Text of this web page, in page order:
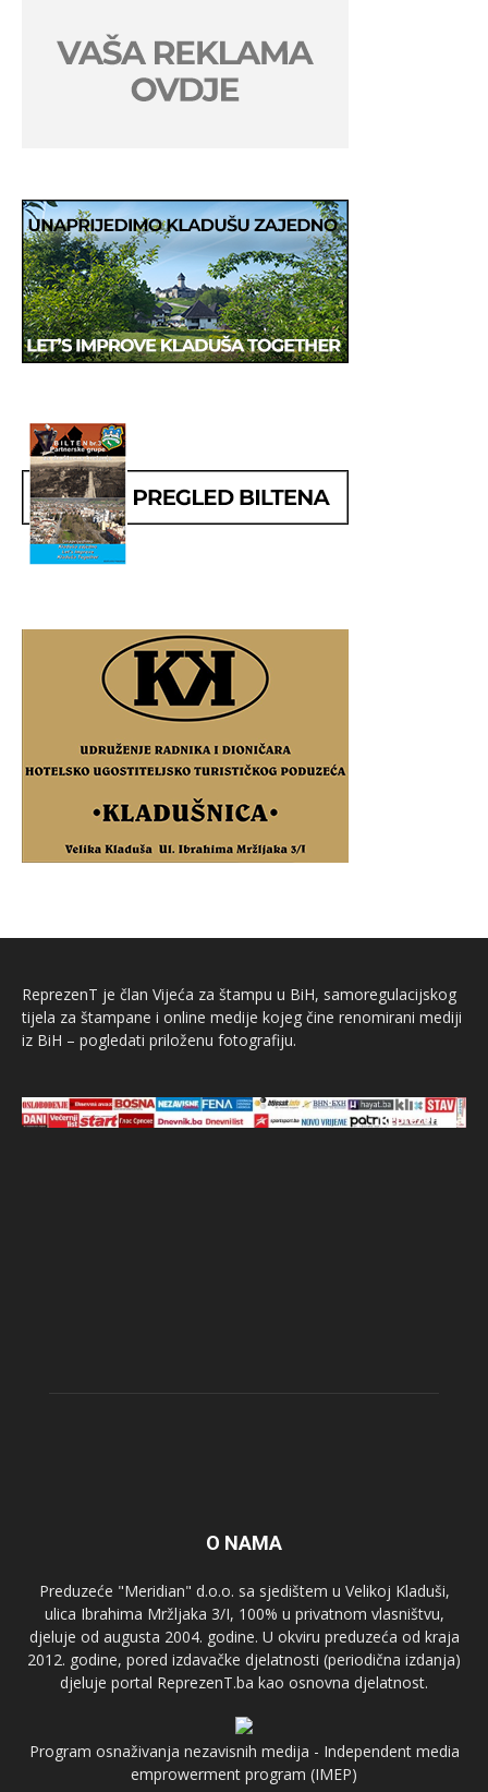
ReprezenT je član Vijeća za štampu u BiH, samoregulacijskog
tijela za štampane i online medije kojeg čine renomirani mediji
iz BiH – pogledati priloženu fotografiju.
O NAMA
Preduzeće "Meridian" d.o.o. sa sjedištem u Velikoj Kladuši,
ulica Ibrahima Mržljaka 3/I, 100% u privatnom vlasništvu,
djeluje od augusta 2004. godine. U okviru preduzeća od kraja
2012. godine, pored izdavačke djelatnosti (periodična izdanja)
djeluje portal ReprezenT.ba kao osnovna djelatnost.
Program osnaživanja nezavisnih medija - Independent media
emprowerment program (IMEP)